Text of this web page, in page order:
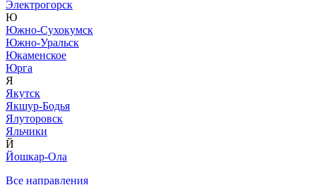
Электрогорск
Ю
Южно-Сухокумск
Южно-Уральск
Юкаменское
Юрга
Я
Якутск
Якшур-Бодья
Ялуторовск
Яльчики
Й
Йошкар-Ола
Все направления